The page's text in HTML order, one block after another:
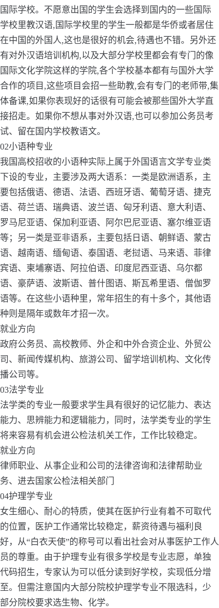
国际学校。不愿意出国的学生会选择到国内的一些国际
学校里教汉语,国际学校里的学生一般都是华侨或者居住
在中国的外国人,这也是很好的机会,待遇也不错。另外还
有对外汉语培训机构,以及大部分学校里都会有专门的像
国际文化学院这样的学院,各个学校基本都有与国外大学
合作的项目,这些项目会招一些助教,会有专门的老师带,集
体备课,如果你表现好的话很有可能会被那些国外大学直
接招走。如果你不想从事对外汉语,也可以参加公务员考
试、留在国内学校教语文。
02小语种专业
我国高校招收的小语种实际上属于外国语言文学专业类
下设的专业，主要涉及两大语系：一类是欧洲语系，主
要包括俄语、德语、法语、西班牙语、葡萄牙语、捷克
语、荷兰语、瑞典语、波兰语、匈牙利语、意大利语、
罗马尼亚语、保加利亚语、阿尔巴尼亚语、塞尔维亚语
等；另一类是亚非语系，主要包括日语、朝鲜语、蒙古
语、越南语、缅甸语、泰国语、老挝语、马来语、菲律
宾语、柬埔寨语、阿拉伯语、印度尼西亚语、乌尔都
语、豪萨语、波斯语、普什图语、斯瓦希里语、僧伽罗
语等。在这些小语种里，常年招生的有十多个，其他语
种则是隔年或数年才招一次。
就业方向
政府公务员、高校教师、外企和中外合资企业、外贸公
司、新闻传媒机构、旅游公司、留学培训机构、文化传
播公司等。
03法学专业
法学类的专业一般要求学生具有很好的记忆能力、表达
能力、思辨能力和逻辑能力，同时，法学类专业的学生
将来容易有机会进公检法机关工作，工作比较稳定。
就业方向
律师职业、从事企业和公司的法律咨询和法律帮助业
务、进去国家公检法相关部门
04护理学专业
女生细心、耐心的特质，使其在医护行业有着不可取代
的位置，医护工作通常比较稳定，薪资待遇与福利良
好，从“白衣天使”的称号可以看出社会对从事医护工作人
员的尊重。由于护理专业有很多学校是专业志愿，单独
代码招生，专家认为可以低分读到好学校，实现低分增
至。但需注意国内大部分院校护理学专业不限选科，少
部分院校要求选生物、化学。